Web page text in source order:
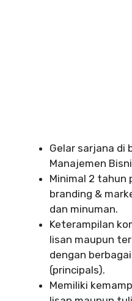
Gelar sarjana di
Manajemen
Minimal 2 tahun
branding &
dan minuman.
Keterampilan
lisan maupun
dengan
(principals).
Memiliki